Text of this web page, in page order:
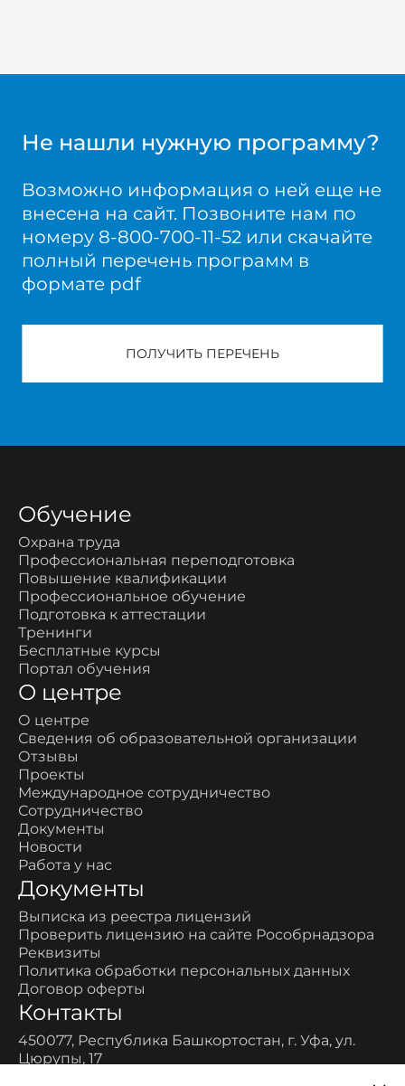
Не нашли нужную программу?
Возможно информация о ней еще не
внесена на сайт. Позвоните нам по
номеру 8-800-700-11-52 или скачайте
полный перечень программ в
формате pdf
ПОЛУЧИТЬ ПЕРЕЧЕНЬ
Обучение
Охрана труда
Профессиональная переподготовка
Повышение квалификации
Профессиональное обучение
Подготовка к аттестации
Тренинги
Бесплатные курсы
Портал обучения
О центре
О центре
Сведения об образовательной организации
Отзывы
Проекты
Международное сотрудничество
Сотрудничество
Документы
Новости
Работа у нас
Документы
Выписка из реестра лицензий
Проверить лицензию на сайте Рособрнадзора
Реквизиты
Политика обработки персональных данных
Договор оферты
Контакты
450077, Республика Башкортостан, г. Уфа, ул.
Цюрупы, 17